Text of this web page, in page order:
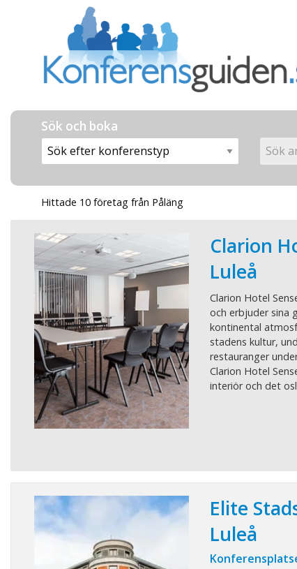
Sök och boka
Hittade 10 företag från Påläng
Clarion
Luleå
Clarion Hotel
och erbjuder sina
kontinental
stadens kultur,
restauranger
Clarion Hotel
interiör och det
Elite
Luleå